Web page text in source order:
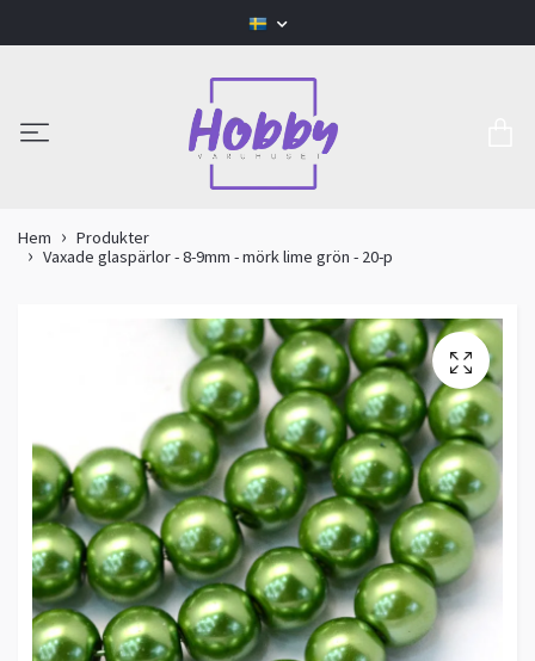
Hem
Produkter
Vaxade glaspärlor - 8-9mm - mörk lime grön - 20-p